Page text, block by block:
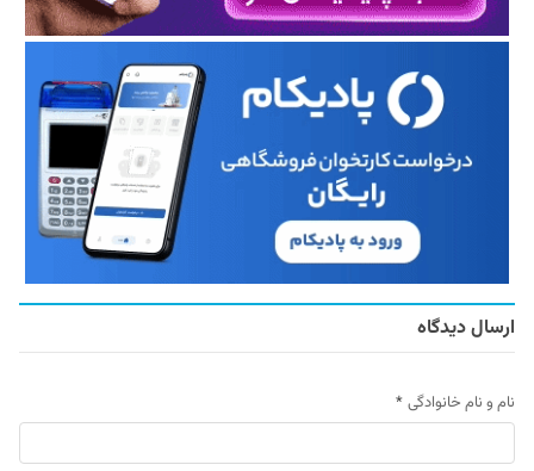
ارسال دیدگاه
نام و نام خانوادگی *